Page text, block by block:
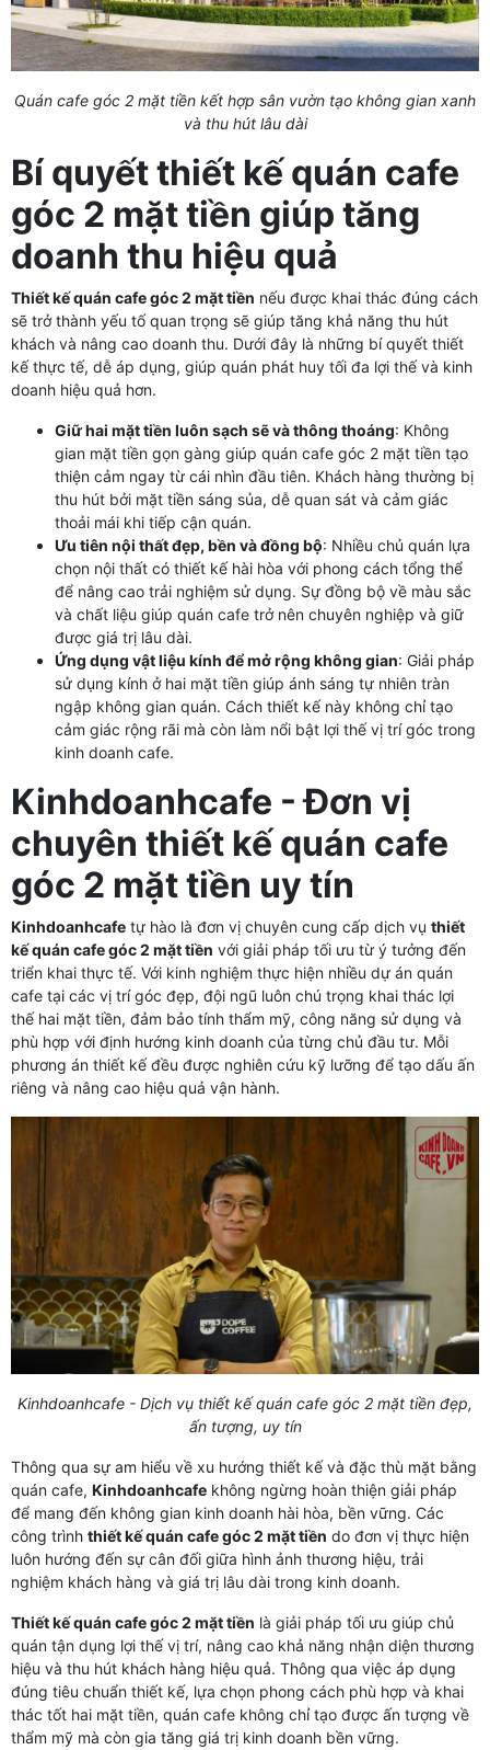
Quán cafe góc 2 mặt tiền kết hợp sân vườn tạo không gian xanh
và thu hút lâu dài
Bí quyết thiết kế quán cafe
góc 2 mặt tiền giúp tăng
doanh thu hiệu quả
Thiết kế quán cafe góc 2 mặt tiền nếu được khai thác đúng cách
sẽ trở thành yếu tố quan trọng sẽ giúp tăng khả năng thu hút
khách và nâng cao doanh thu. Dưới đây là những bí quyết thiết
kế thực tế, dễ áp dụng, giúp quán phát huy tối đa lợi thế và kinh
doanh hiệu quả hơn.
Giữ hai mặt tiền luôn sạch sẽ và thông thoáng: Không
gian mặt tiền gọn gàng giúp quán cafe góc 2 mặt tiền tạo
thiện cảm ngay từ cái nhìn đầu tiên. Khách hàng thường bị
thu hút bởi mặt tiền sáng sủa, dễ quan sát và cảm giác
thoải mái khi tiếp cận quán.
Ưu tiên nội thất đẹp, bền và đồng bộ: Nhiều chủ quán lựa
chọn nội thất có thiết kế hài hòa với phong cách tổng thể
để nâng cao trải nghiệm sử dụng. Sự đồng bộ về màu sắc
và chất liệu giúp quán cafe trở nên chuyên nghiệp và giữ
được giá trị lâu dài.
Ứng dụng vật liệu kính để mở rộng không gian: Giải pháp
sử dụng kính ở hai mặt tiền giúp ánh sáng tự nhiên tràn
ngập không gian quán. Cách thiết kế này không chỉ tạo
cảm giác rộng rãi mà còn làm nổi bật lợi thế vị trí góc trong
kinh doanh cafe.
Kinhdoanhcafe - Đơn vị
chuyên thiết kế quán cafe
góc 2 mặt tiền uy tín
Kinhdoanhcafe tự hào là đơn vị chuyên cung cấp dịch vụ thiết
kế quán cafe góc 2 mặt tiền với giải pháp tối ưu từ ý tưởng đến
triển khai thực tế. Với kinh nghiệm thực hiện nhiều dự án quán
cafe tại các vị trí góc đẹp, đội ngũ luôn chú trọng khai thác lợi
thế hai mặt tiền, đảm bảo tính thẩm mỹ, công năng sử dụng và
phù hợp với định hướng kinh doanh của từng chủ đầu tư. Mỗi
phương án thiết kế đều được nghiên cứu kỹ lưỡng để tạo dấu ấn
riêng và nâng cao hiệu quả vận hành.
Kinhdoanhcafe - Dịch vụ thiết kế quán cafe góc 2 mặt tiền đẹp,
ấn tượng, uy tín
Thông qua sự am hiểu về xu hướng thiết kế và đặc thù mặt bằng
quán cafe, Kinhdoanhcafe không ngừng hoàn thiện giải pháp
để mang đến không gian kinh doanh hài hòa, bền vững. Các
công trình thiết kế quán cafe góc 2 mặt tiền do đơn vị thực hiện
luôn hướng đến sự cân đối giữa hình ảnh thương hiệu, trải
nghiệm khách hàng và giá trị lâu dài trong kinh doanh.
Thiết kế quán cafe góc 2 mặt tiền là giải pháp tối ưu giúp chủ
quán tận dụng lợi thế vị trí, nâng cao khả năng nhận diện thương
hiệu và thu hút khách hàng hiệu quả. Thông qua việc áp dụng
đúng tiêu chuẩn thiết kế, lựa chọn phong cách phù hợp và khai
thác tốt hai mặt tiền, quán cafe không chỉ tạo được ấn tượng về
thẩm mỹ mà còn gia tăng giá trị kinh doanh bền vững.